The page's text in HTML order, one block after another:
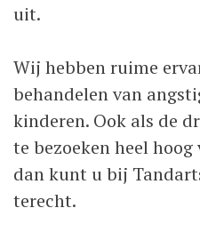
uit.
Wij hebben ruime
behandelen van
kinderen. Ook als de
te bezoeken heel
dan kunt u bij
terecht.